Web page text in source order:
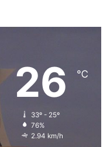
26 ℃
33º - 25º
76%
2.94 km/h